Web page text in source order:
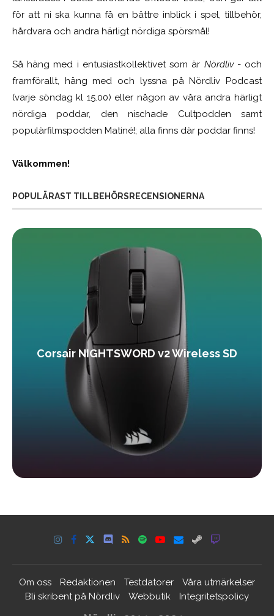
för att ni ska kunna få en bättre inblick i spel, tillbehör,
hårdvara och andra härligt nördiga spörsmål!
Så häng med i entusiastkollektivet som är Nördliv- och
framförallt, häng med och lyssna på Nördliv Podcast
(varje söndag kl 15.00) eller någon av våra andra härligt
nördiga poddar, den nischade Cultpodden samt
populärfilmspodden Matiné!; alla finns där poddar finns!
Välkommen!
POPULÄRAST TILLBEHÖRSRECENSIONERNA
Corsair NIGHTSWORD v2 Wireless SD
Om oss Redaktionen Testdatorer
Våra utmärkelser
Bli skribent på Nördliv
Webbutik Integritetspolicy